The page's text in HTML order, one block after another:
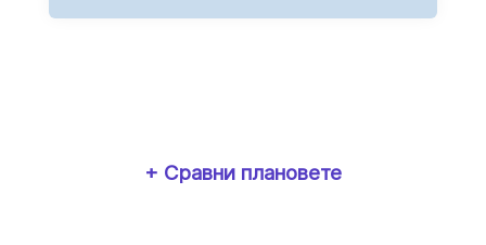
+ Сравни плановете